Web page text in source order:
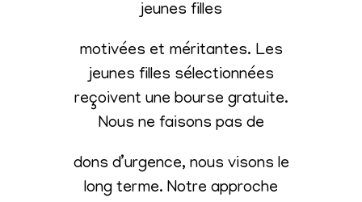
jeunes filles
motivées et méritantes. Les
jeunes filles sélectionnées
reçoivent une bourse gratuite.
Nous ne faisons pas de
dons d’urgence, nous visons le
long terme. Notre approche